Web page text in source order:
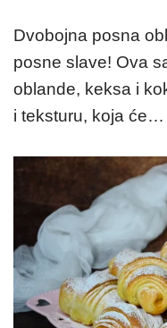
Dvobojna posna
posne slave! Ova
oblande, keksa i
i teksturu, koja će…